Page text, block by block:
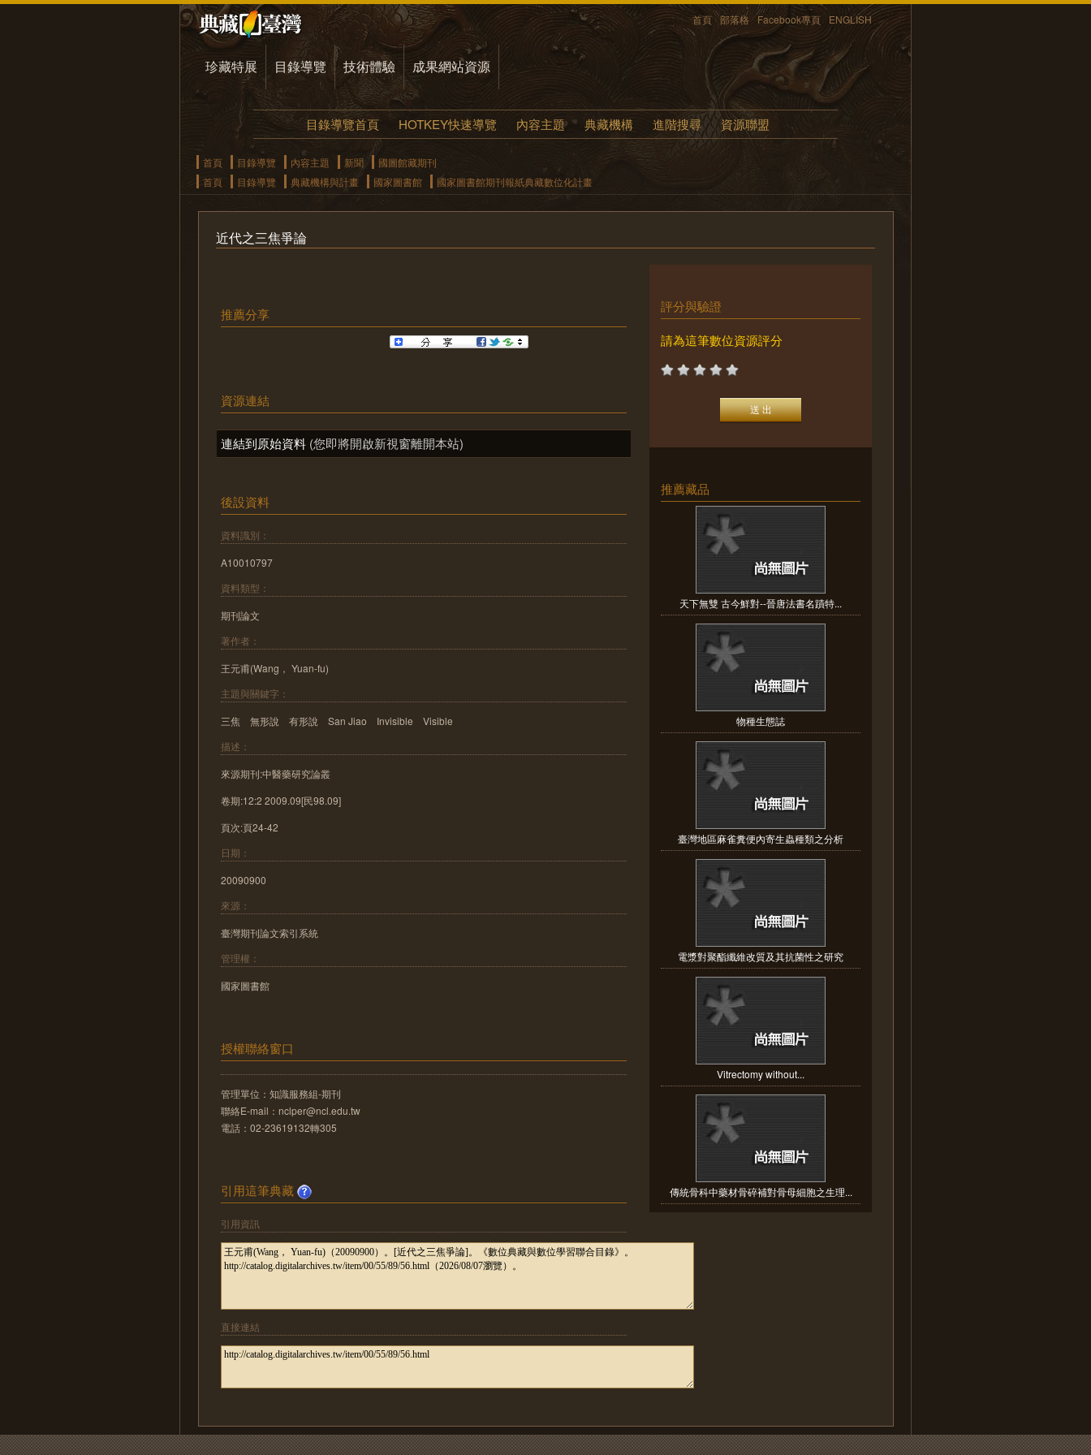
首頁 部落格 Facebook專頁 ENGLISH
珍藏特展 目錄導覽 技術體驗 成果網站資源
目錄導覽首頁 HOTKEY快速導覽 內容主題 典藏機構 進階搜尋 資源聯盟
首頁 目錄導覽 內容主題 新聞
國圖館藏期刊
首頁
目錄導覽 典藏機構與計畫 國家圖書館 國家圖書館期刊報紙典藏數位化計畫
近代之三焦爭論
推薦分享
資源連結
連結到原始資料 (您即將開啟新視窗離開本站)
後設資料
資料識別：
A10010797
資料類型：
期刊論文
著作者：
王元甫(Wang， Yuan-fu)
主題與關鍵字：
三焦 無形說 有形說 San Jiao Invisible Visible
描述：
來源期刊:中醫藥研究論叢
卷期:12:2 2009.09[民98.09]
頁次:頁24-42
日期：
20090900
來源：
臺灣期刊論文索引系統
管理權：
國家圖書館
授權聯絡窗口
管理單位：知識服務組-期刊
聯絡E-mail：nclper@ncl.edu.tw
電話：02-23619132轉305
引用這筆典藏
引用資訊
直接連結
評分與驗證
請為這筆數位資源評分
推薦藏品
天下無雙 古今鮮對--晉唐法書名蹟特...
物種生態誌
臺灣地區麻雀糞便內寄生蟲種類之分析
電漿對聚酯纖維改質及其抗菌性之研究
Vitrectomy without...
傳統骨科中藥材骨碎補對骨母細胞之生理...